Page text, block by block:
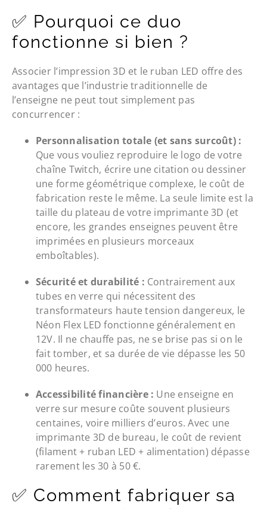
✅ Pourquoi ce duo
fonctionne si bien ?
Associer l’impression 3D et le ruban LED offre des
avantages que l’industrie traditionnelle de
l’enseigne ne peut tout simplement pas
concurrencer :
Personnalisation totale (et sans surcoût) :
Que vous vouliez reproduire le logo de votre
chaîne Twitch, écrire une citation ou dessiner
une forme géométrique complexe, le coût de
fabrication reste le même. La seule limite est la
taille du plateau de votre imprimante 3D (et
encore, les grandes enseignes peuvent être
imprimées en plusieurs morceaux
emboîtables).
Sécurité et durabilité : Contrairement aux
tubes en verre qui nécessitent des
transformateurs haute tension dangereux, le
Néon Flex LED fonctionne généralement en
12V. Il ne chauffe pas, ne se brise pas si on le
fait tomber, et sa durée de vie dépasse les 50
000 heures.
Accessibilité financière : Une enseigne en
verre sur mesure coûte souvent plusieurs
centaines, voire milliers d’euros. Avec une
imprimante 3D de bureau, le coût de revient
(filament + ruban LED + alimentation) dépasse
rarement les 30 à 50 €.
✅ Comment fabriquer sa